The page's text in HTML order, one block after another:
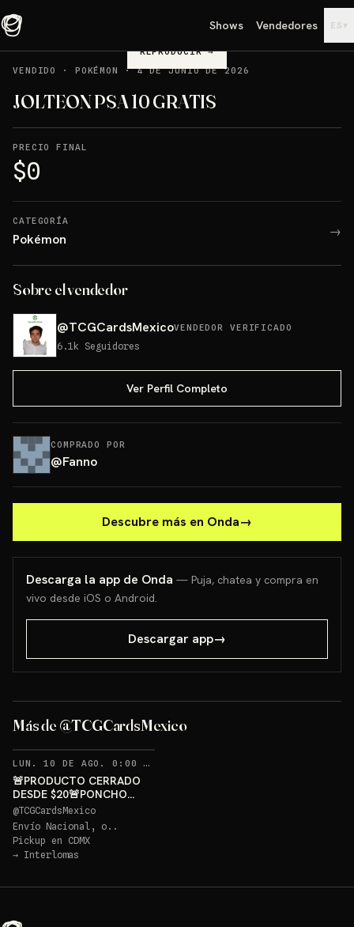
Shows Vendedores ES ▾
REPRODUCIR→
VENDIDO
· POKÉMON ·4 DE JUNIO DE 2026
JOLTEON PSA 10 GRATIS
PRECIO FINAL
$0
CATEGORÍA
Pokémon →
Sobre el vendedor
@TCGCardsMexicoVENDEDOR VERIFICADO
6.1k Seguidores
Ver Perfil Completo
COMPRADO POR
@Fanno
Descubre más en Onda→
Descarga la app de Onda — Puja, chatea y compra en
vivo desde iOS o Android.
Descargar app→
Más de @TCGCardsMexico
PONCHO PIKACHU PSA 10
Sorteo: PONCHO PIKACHU PSA 10 GRATIS→
LUN. 10 DE AGO. 0:00 AM
🚨PRODUCTO CERRADO
DESDE $20🚨PONCHO
PIKACHU PSA 10 GRATIS
@TCGCardsMexico
Envío Nacional, o..
Pickup en CDMX
→ Interlomas